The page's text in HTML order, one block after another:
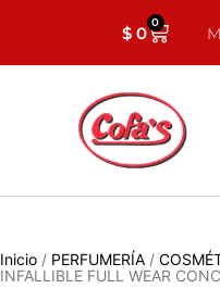
$0 0
Inicio / PERFUMERÍA /
INFALLIBLE FULL WEAR